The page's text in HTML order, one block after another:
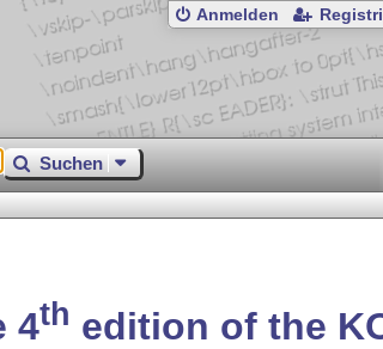
Anmelden
Suchen
4th edition of the